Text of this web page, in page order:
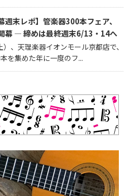
週末レポ】管楽器300本フェア、
幕 — 締めは最終週末6/13・14へ
、天理楽器イオンモール京都店で、
を集めた年に一度のフ...